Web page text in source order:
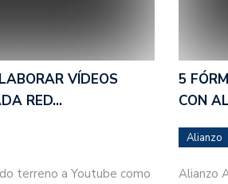
VÍDEOS
RED…
terreno a Youtube como
5
CON
Alianzo
Alianzo